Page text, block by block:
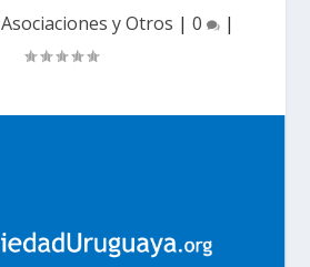
Asociaciones y Otros | 0 |